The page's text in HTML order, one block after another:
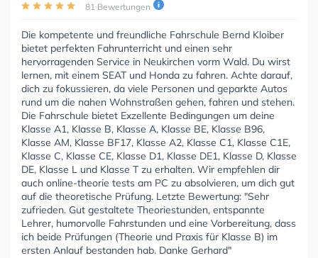
81 Bewertungen
Die kompetente und freundliche Fahrschule Bernd Kloiber
bietet perfekten Fahrunterricht und einen sehr
hervorragenden Service in Neukirchen vorm Wald. Du wirst
lernen, mit einem SEAT und Honda zu fahren. Achte darauf,
dich zu fokussieren, da viele Personen und geparkte Autos
rund um die nahen Wohnstraßen gehen, fahren und stehen.
Die Fahrschule bietet Exzellente Bedingungen um deine
Klasse A1, Klasse B, Klasse A, Klasse BE, Klasse B96,
Klasse AM, Klasse BF17, Klasse A2, Klasse C1, Klasse C1E,
Klasse C, Klasse CE, Klasse D1, Klasse DE1, Klasse D, Klasse
DE, Klasse L und Klasse T zu erhalten. Wir empfehlen dir
auch online-theorie tests am PC zu absolvieren, um dich gut
auf die theoretische Prüfung. Letzte Bewertung: "Sehr
zufrieden. Gut gestaltete Theoriestunden, entspannte
Lehrer, humorvolle Fahrstunden und eine Vorbereitung, dass
ich beide Prüfungen (Theorie und Praxis für Klasse B) im
ersten Anlauf bestanden hab. Danke Gerhard"